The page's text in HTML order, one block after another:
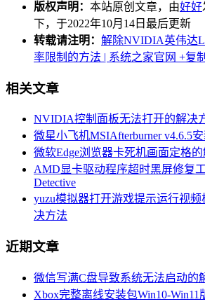
版权声明： 本站原创文章，由好好
下，于2022年10月14日最后更新
转载请注明： 解除NVIDIA英伟达
率限制的方法 | 系统之家官网 +复
相关文章
NVIDIA控制面板无法打开的解决
微星小飞机MSIAfterburner v4.6.5
微软Edge浏览器卡死机画面定格
AMD显卡驱动程序超时黑屏修复
Detective
yuzu模拟器打开游戏提示运行视
决方法
近期文章
微信写满C盘导致系统无法启动的
Xbox完整离线安装包Win10-Win11